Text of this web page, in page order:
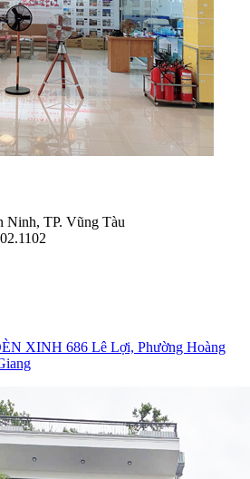
Ninh, TP. Vũng Tàu
XINH 686 Lê Lợi, Phường Hoàng